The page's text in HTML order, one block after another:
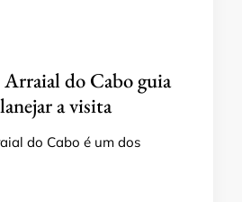
do Cabo guia
a visita
do Cabo é um dos